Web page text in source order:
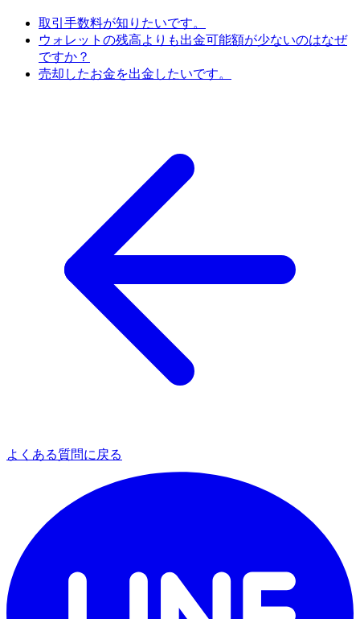
取引手数料が知りたいです。
ウォレットの残高よりも出金可能額が少ないのはなぜ
ですか？
売却したお金を出金したいです。
よくある質問に戻る